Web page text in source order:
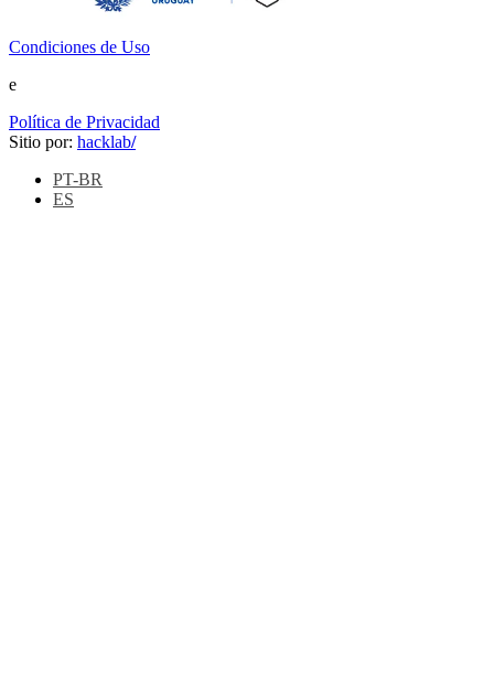
Condiciones de Uso
e
Política de Privacidad
Sitio por: hacklab/
PT-BR
ES